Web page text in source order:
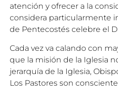
atención y ofrecer a la
considera particularmente
de Pentecostés celebre el
Cada vez va calando con
que la misión de la Iglesia
jerarquía de la Iglesia,
Los Pastores son